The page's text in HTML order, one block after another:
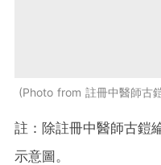
Photo from 註冊中醫師古
註：除註冊中醫師古鎧
示意圖。